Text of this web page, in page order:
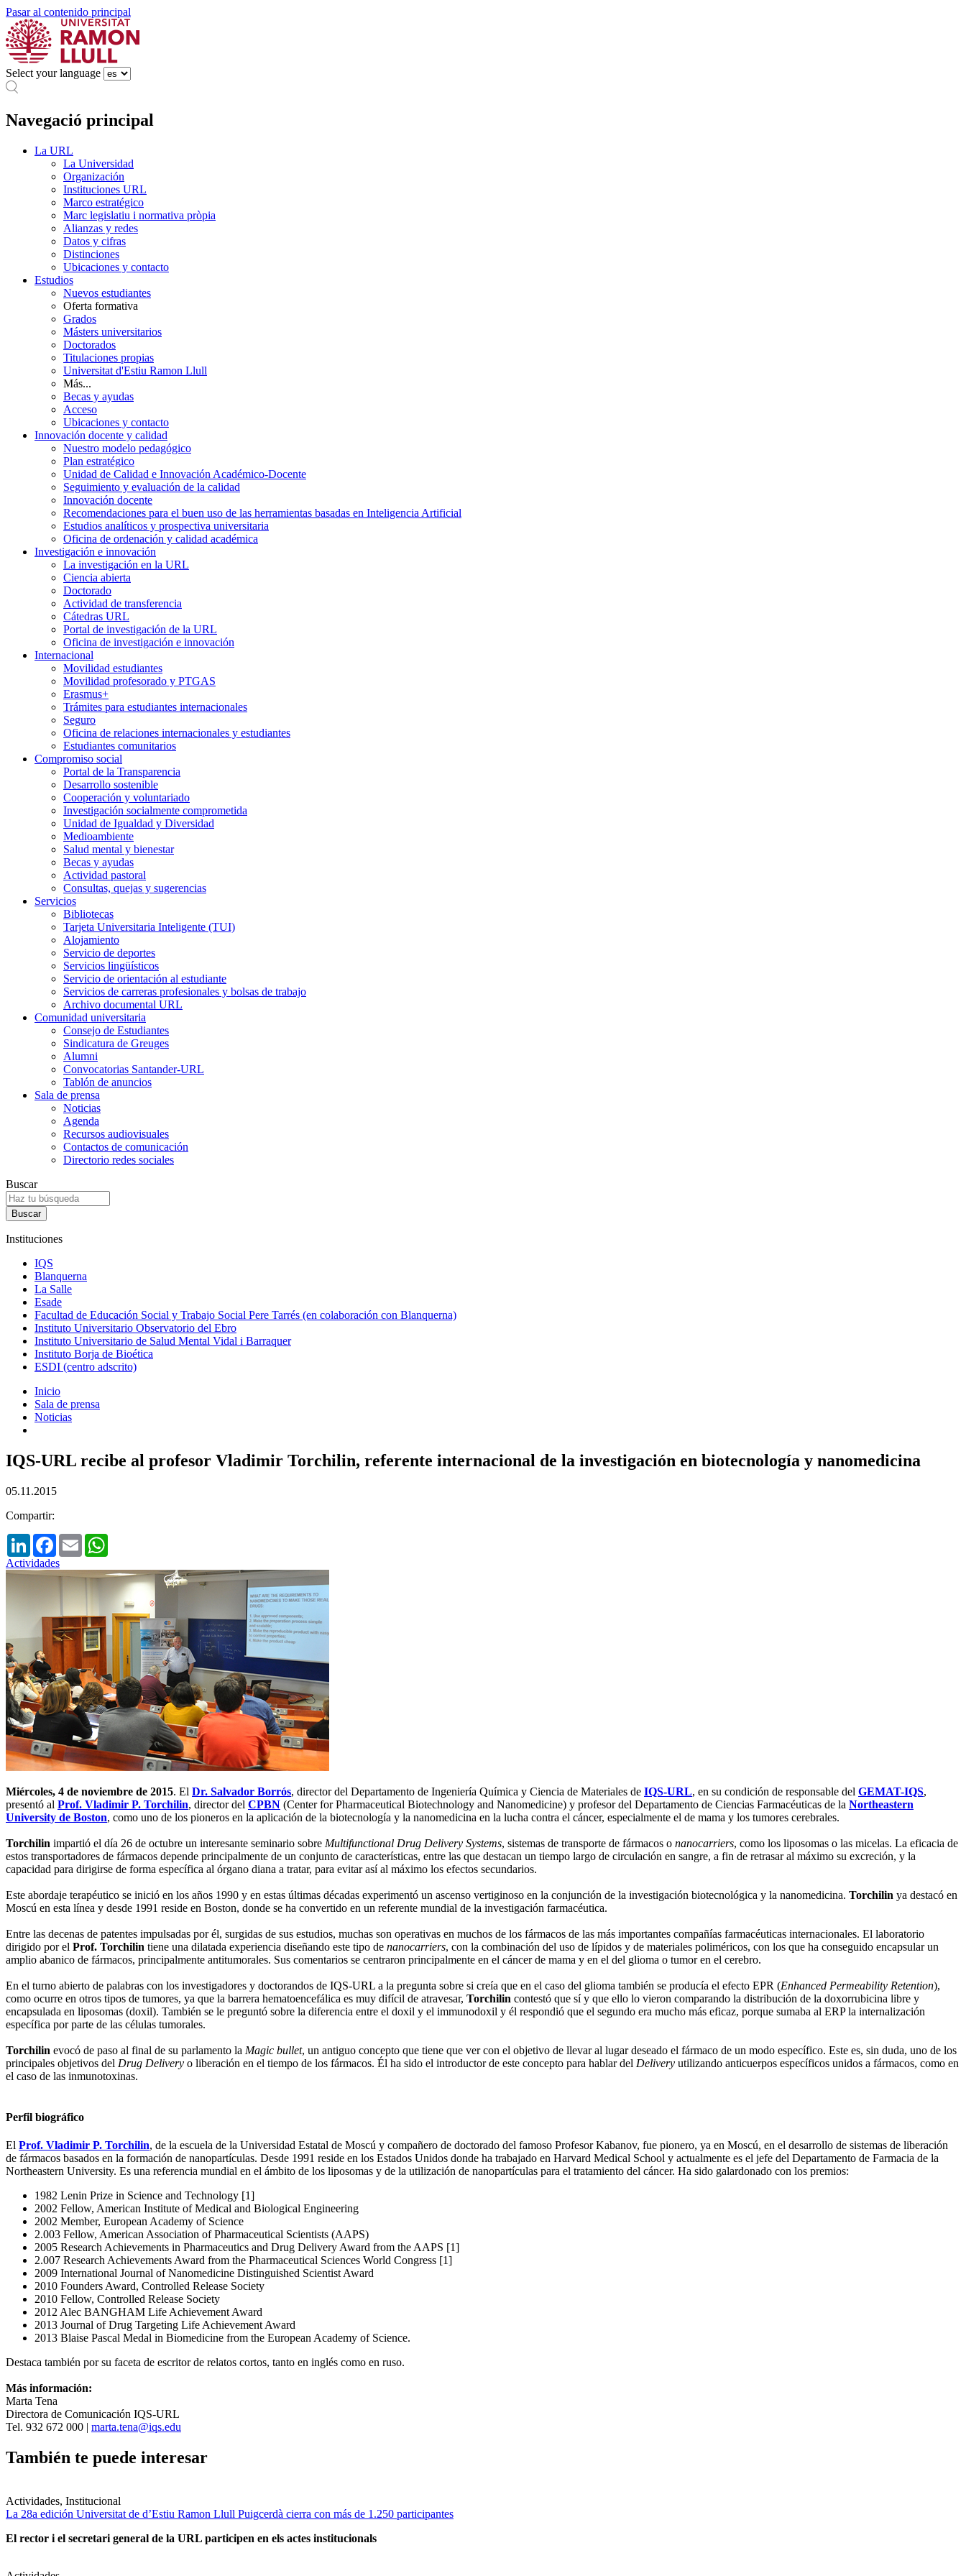
Pasar al contenido principal
Select your language
Navegació principal
La URL
La Universidad
Organización
Instituciones URL
Marco estratégico
Marc legislatiu i normativa pròpia
Alianzas y redes
Datos y cifras
Distinciones
Ubicaciones y contacto
Estudios
Nuevos estudiantes
Oferta formativa
Grados
Másters universitarios
Doctorados
Titulaciones propias
Universitat d'Estiu Ramon Llull
Más...
Becas y ayudas
Acceso
Ubicaciones y contacto
Innovación docente y calidad
Nuestro modelo pedagógico
Plan estratégico
Unidad de Calidad e Innovación Académico-Docente
Seguimiento y evaluación de la calidad
Innovación docente
Recomendaciones para el buen uso de las herramientas basadas en Inteligencia Artificial
Estudios analíticos y prospectiva universitaria
Oficina de ordenación y calidad académica
Investigación e innovación
La investigación en la URL
Ciencia abierta
Doctorado
Actividad de transferencia
Cátedras URL
Portal de investigación de la URL
Oficina de investigación e innovación
Internacional
Movilidad estudiantes
Movilidad profesorado y PTGAS
Erasmus+
Trámites para estudiantes internacionales
Seguro
Oficina de relaciones internacionales y estudiantes
Estudiantes comunitarios
Compromiso social
Portal de la Transparencia
Desarrollo sostenible
Cooperación y voluntariado
Investigación socialmente comprometida
Unidad de Igualdad y Diversidad
Medioambiente
Salud mental y bienestar
Becas y ayudas
Actividad pastoral
Consultas, quejas y sugerencias
Servicios
Bibliotecas
Tarjeta Universitaria Inteligente (TUI)
Alojamiento
Servicio de deportes
Servicios lingüísticos
Servicio de orientación al estudiante
Servicios de carreras profesionales y bolsas de trabajo
Archivo documental URL
Comunidad universitaria
Consejo de Estudiantes
Sindicatura de Greuges
Alumni
Convocatorias Santander-URL
Tablón de anuncios
Sala de prensa
Noticias
Agenda
Recursos audiovisuales
Contactos de comunicación
Directorio redes sociales
Buscar
Instituciones
IQS
Blanquerna
La Salle
Esade
Facultad de Educación Social y Trabajo Social Pere Tarrés (en colaboración con Blanquerna)
Instituto Universitario Observatorio del Ebro
Instituto Universitario de Salud Mental Vidal i Barraquer
Instituto Borja de Bioética
ESDI (centro adscrito)
Inicio
Sala de prensa
Noticias
IQS-URL recibe al profesor Vladimir Torchilin, referente internacional de la investigación en biotecnología y nanomedicina
05.11.2015
Compartir:
LinkedInFacebook
Email
Actividades
Miércoles, 4 de noviembre de 2015. El Dr. Salvador Borrós, director del Departamento de Ingeniería Química y Ciencia de Materiales de IQS-URL, en su condición de responsable del GEMAT-IQS,
presentó al Prof. Vladimir P. Torchilin, director del CPBN (Center for Pharmaceutical Biotechnology and Nanomedicine) y profesor del Departamento de Ciencias Farmacéuticas de la Northeastern
University de Boston, como uno de los pioneros en la aplicación de la biotecnología y la nanomedicina en la lucha contra el cáncer, especialmente el de mama y los tumores cerebrales.
Torchilin impartió el día 26 de octubre un interesante seminario sobre Multifunctional Drug Delivery Systems, sistemas de transporte de fármacos o nanocarriers, como los liposomas o las micelas. La eficacia de
estos transportadores de fármacos depende principalmente de un conjunto de características, entre las que destacan un tiempo largo de circulación en sangre, a fin de retrasar al máximo su excreción, y la
capacidad para dirigirse de forma específica al órgano diana a tratar, para evitar así al máximo los efectos secundarios.
Este abordaje terapéutico se inició en los años 1990 y en estas últimas décadas experimentó un ascenso vertiginoso en la conjunción de la investigación biotecnológica y la nanomedicina. Torchilin ya destacó en
Moscú en esta línea y desde 1991 reside en Boston, donde se ha convertido en un referente mundial de la investigación farmacéutica.
Entre las decenas de patentes impulsadas por él, surgidas de sus estudios, muchas son operativas en muchos de los fármacos de las más importantes compañías farmacéuticas internacionales. El laboratorio
dirigido por el Prof. Torchilin tiene una dilatada experiencia diseñando este tipo de nanocarriers, con la combinación del uso de lípidos y de materiales poliméricos, con los que ha conseguido encapsular un
amplio abanico de fármacos, principalmente antitumorales. Sus comentarios se centraron principalmente en el cáncer de mama y en el del glioma o tumor en el cerebro.
En el turno abierto de palabras con los investigadores y doctorandos de IQS-URL a la pregunta sobre si creía que en el caso del glioma también se producía el efecto EPR (Enhanced Permeability Retention),
como ocurre en otros tipos de tumores, ya que la barrera hematoencefálica es muy difícil de atravesar, Torchilin contestó que sí y que ello lo vieron comparando la distribución de la doxorrubicina libre y
encapsulada en liposomas (doxil). También se le preguntó sobre la diferencia entre el doxil y el immunodoxil y él respondió que el segundo era mucho más eficaz, porque sumaba al ERP la internalización
específica por parte de las células tumorales.
Torchilin evocó de paso al final de su parlamento la Magic bullet, un antiguo concepto que tiene que ver con el objetivo de llevar al lugar deseado el fármaco de un modo específico. Este es, sin duda, uno de los
principales objetivos del Drug Delivery o liberación en el tiempo de los fármacos. Él ha sido el introductor de este concepto para hablar del Delivery utilizando anticuerpos específicos unidos a fármacos, como en
el caso de las inmunotoxinas.
Perfil biográfico
El Prof. Vladimir P. Torchilin, de la escuela de la Universidad Estatal de Moscú y compañero de doctorado del famoso Profesor Kabanov, fue pionero, ya en Moscú, en el desarrollo de sistemas de liberación
de fármacos basados ​​en la formación de nanopartículas. Desde 1991 reside en los Estados Unidos donde ha trabajado en Harvard Medical School y actualmente es el jefe del Departamento de Farmacia de la
Northeastern University. Es una referencia mundial en el ámbito de los liposomas y de la utilización de nanopartículas para el tratamiento del cáncer. Ha sido galardonado con los premios:
1982 Lenin Prize in Science and Technology [1]
2002 Fellow, American Institute of Medical and Biological Engineering
2002 Member, European Academy of Science
2.003 Fellow, American Association of Pharmaceutical Scientists (AAPS)
2005 Research Achievements in Pharmaceutics and Drug Delivery Award from the AAPS [1]
2.007 Research Achievements Award from the Pharmaceutical Sciences World Congress [1]
2009 International Journal of Nanomedicine Distinguished Scientist Award
2010 Founders Award, Controlled Release Society
2010 Fellow, Controlled Release Society
2012 Alec BANGHAM Life Achievement Award
2013 Journal of Drug Targeting Life Achievement Award
2013 Blaise Pascal Medal in Biomedicine from the European Academy of Science.
Destaca también por su faceta de escritor de relatos cortos, tanto en inglés como en ruso.
Más información:
Marta Tena
Directora de Comunicación IQS-URL
Tel. 932 672 000 | marta.tena@iqs.edu
También te puede interesar
Actividades, Institucional
La 28a edición Universitat de d’Estiu Ramon Llull Puigcerdà cierra con más de 1.250 participantes
El rector i el secretari general de la URL participen en els actes institucionals